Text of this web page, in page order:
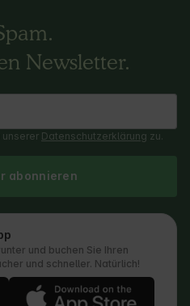
Newsletter.
unserer Datenschutzerklärung zu.
abonnieren
und buchen Sie Ihren
und schneller. Natürlich!